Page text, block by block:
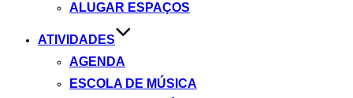
ALUGAR ESPAÇOS
ATIVIDADES
AGENDA
ESCOLA DE MÚSICA